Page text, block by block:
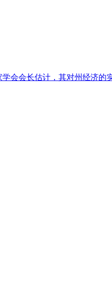
会会长估计，其对州经济